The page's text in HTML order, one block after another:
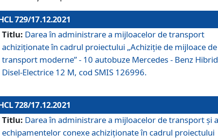
729/17.12.2021
Titlu: Darea în administrare a mijloacelor de transport
achiziționate în cadrul proiectului „Achiziţie de mijloace de
transport moderne” - 10 autobuze Mercedes - Benz Hibrid
Disel-Electrice 12 M, cod SMIS 126996.
728/17.12.2021
Titlu: Darea în administrare a mijloacelor de transport și a
echipamentelor conexe achiziționate în cadrul proiectului